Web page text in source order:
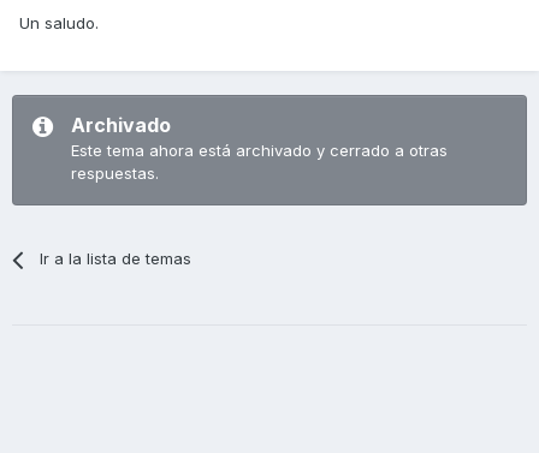
Un saludo.
Archivado
Este tema ahora está archivado y cerrado a otras
respuestas.
Ir a la lista de temas